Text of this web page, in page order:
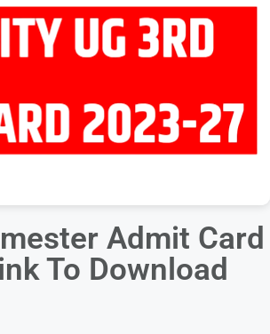
Admit Card
To Download